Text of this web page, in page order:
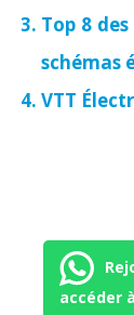
Top 8
schémas
VTT
accéder